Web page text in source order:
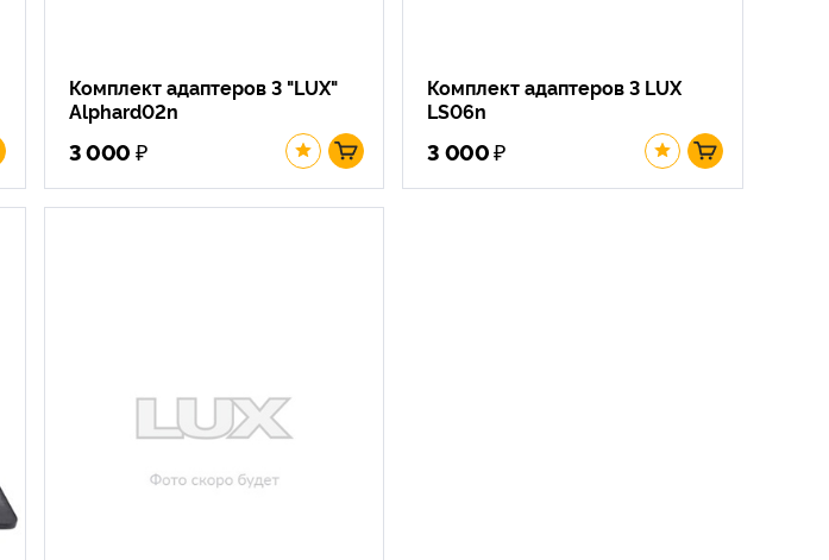
Комплект адаптеров 3 "LUX"
Alphard02n
3 000 ₽
Комплект адаптеров 3 LUX
LS06n
3 000₽